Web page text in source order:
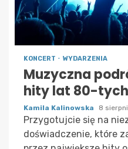
KONCERT WYDARZENIA
Muzyczna
hity lat 80-
Kamila Kalinowska 8
Przygotujcie się na
doświadczenie, które